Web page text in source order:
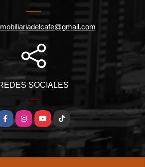
SOCIALES
InstagramYouTube
TikTok